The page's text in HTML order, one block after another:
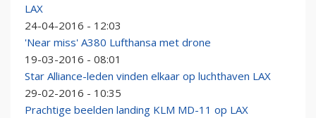
LAX
24-04-2016 - 12:03
'Near miss' A380 Lufthansa met drone
19-03-2016 - 08:01
Star Alliance-leden vinden elkaar op luchthaven LAX
29-02-2016 - 10:35
Prachtige beelden landing KLM MD-11 op LAX